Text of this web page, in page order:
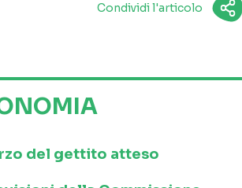
Condividi l'articolo
del gettito atteso